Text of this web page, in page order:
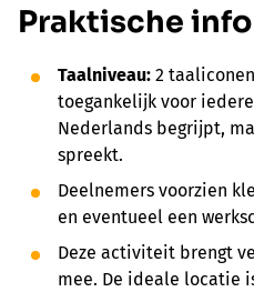
Praktische info
Taalniveau: 2
toegankelijk voor
Nederlands begrijpt,
spreekt.
Deelnemers voorzien
en eventueel een
Deze activiteit brengt
mee. De ideale locatie